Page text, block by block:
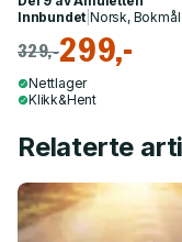
Innbundet |Norsk, Bokmål
329,-299,-
Nettlager
Klikk&Hent
Relaterte